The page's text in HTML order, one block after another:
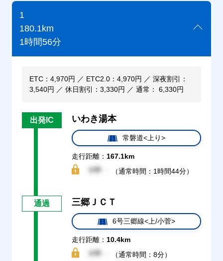
1
180.1km
1時間56分
ETC：4,970円 ／ ETC2.0：4,970円 ／ 深夜割引：
3,540円 ／ 休日割引：3,330円 ／ 通常： 6,330円
出発IC いわき湯本
常磐道<上り>
走行距離： 167.1km
（通常時間：1時間44分）
通過 三郷ＪＣＴ
6号三郷線<上/小菅>
走行距離： 10.4km
（通常時間：8分）